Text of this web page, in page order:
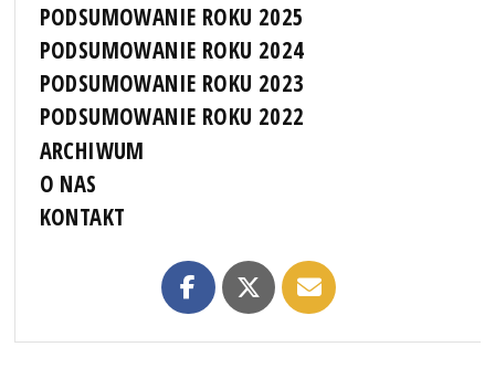
PODSUMOWANIE ROKU 2025
PODSUMOWANIE ROKU 2024
PODSUMOWANIE ROKU 2023
PODSUMOWANIE ROKU 2022
ARCHIWUM
O NAS
KONTAKT